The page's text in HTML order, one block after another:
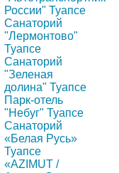
России" Туапсе
Санаторий
"Лермонтово"
Туапсе
Санаторий
"Зеленая
долина" Туапсе
Парк-отель
"Небуг" Туапсе
Санаторий
«Белая Русь»
Туапсе
«AZIMUT /